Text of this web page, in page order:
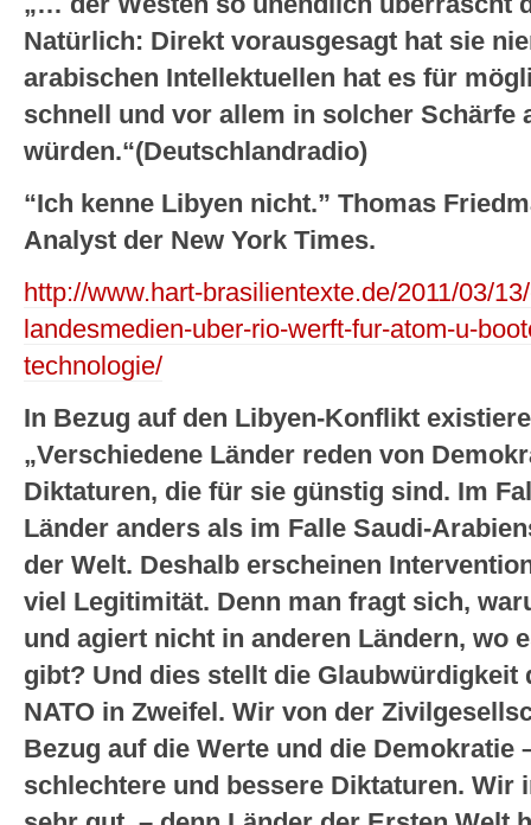
Natürlich: Direkt vorausgesagt hat sie
arabischen Intellektuellen hat es für
schnell und vor allem in solcher Schärfe
würden.“(Deutschlandradio)
“Ich kenne Libyen nicht.” Thomas
Analyst der New York Times.
http://www.hart-brasilientexte.de/2011/03/
landesmedien-uber-rio-werft-fur-atom-u-
technologie/
In Bezug auf den Libyen-Konflikt
„Verschiedene Länder reden von
Diktaturen, die für sie günstig sind. Im
Länder anders als im Falle Saudi-
der Welt. Deshalb erscheinen
viel Legitimität. Denn man fragt sich,
und agiert nicht in anderen Ländern, wo
gibt? Und dies stellt die Glaubwürdigkeit
NATO in Zweifel. Wir von der
Bezug auf die Werte und die Demokratie
schlechtere und bessere Diktaturen. Wir